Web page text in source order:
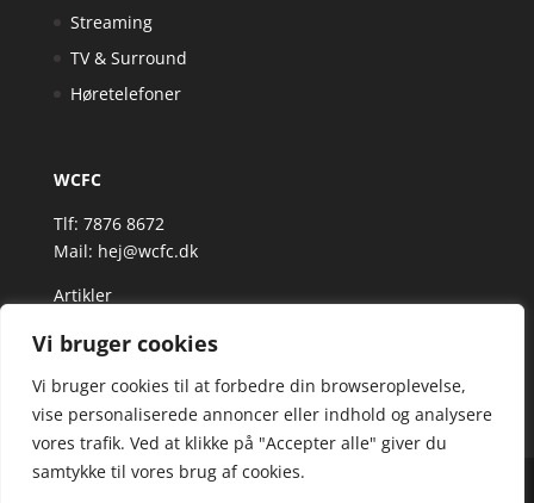
Vi bruger cookies
Vi bruger cookies til at forbedre din browseroplevelse,
vise personaliserede annoncer eller indhold og analysere
vores trafik. Ved at klikke på "Accepter alle" giver du
samtykke til vores brug af cookies.
Streaming
TV & Surround
Høretelefoner
WCFC
Tlf: 7876 8672
Mail: hej@wcfc.dk
Artikler